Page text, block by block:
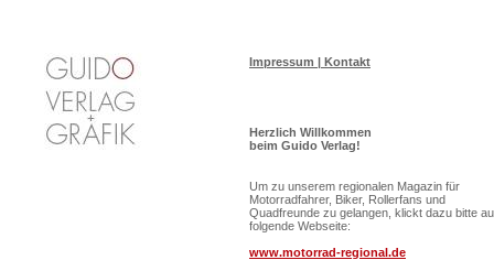
Impressum | Kontakt
Herzlich Willkommen
beim Guido Verlag!
Um zu unserem regionalen Magazin für
Motorradfahrer, Biker, Rollerfans und
Quadfreunde zu gelangen, klickt dazu bitte
folgende Webseite:
www.motorrad-regional.de